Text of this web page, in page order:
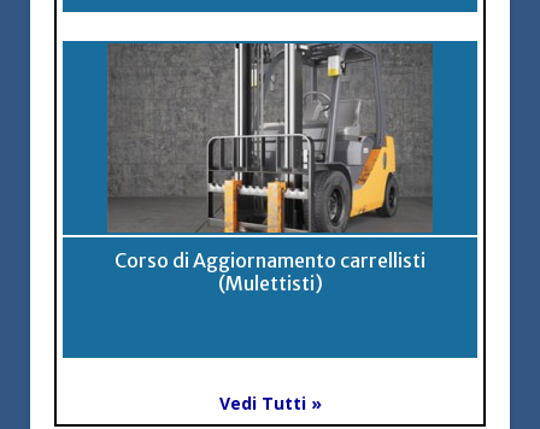
Corso di Aggiornamento carrellisti
(Mulettisti)
Vedi Tutti »